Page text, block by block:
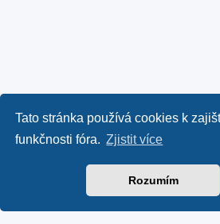
Tato stránka používá cookies k
funkčnosti fóra. Zjistit více
Rozumím